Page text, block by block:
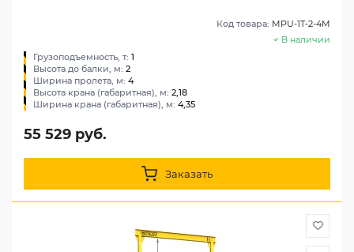
Код товара: MPU-1T-2-4M
В наличии
Грузоподъемность, т: 1
Высота до балки, м: 2
Ширина пролета, м: 4
Высота крана (габаритная), м: 2,18
Ширина крана (габаритная), м: 4,35
55 529 руб.
Заказать